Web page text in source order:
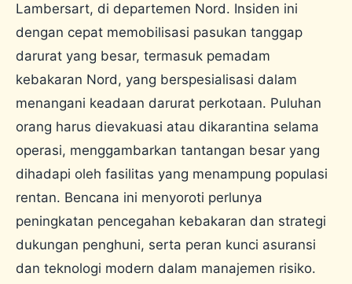
Lambersart, di departemen Nord. Insiden ini
dengan cepat memobilisasi pasukan tanggap
darurat yang besar, termasuk pemadam
kebakaran Nord, yang berspesialisasi dalam
menangani keadaan darurat perkotaan. Puluhan
orang harus dievakuasi atau dikarantina selama
operasi, menggambarkan tantangan besar yang
dihadapi oleh fasilitas yang menampung populasi
rentan. Bencana ini menyoroti perlunya
peningkatan pencegahan kebakaran dan strategi
dukungan penghuni, serta peran kunci asuransi
dan teknologi modern dalam manajemen risiko.